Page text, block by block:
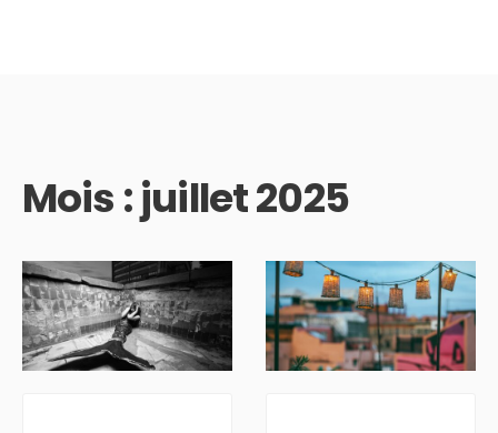
Mois :juillet 2025